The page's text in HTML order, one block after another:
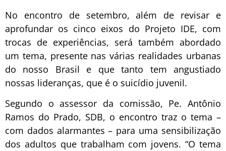
No encontro de setembro, além de revisar e
aprofundar os cinco eixos do Projeto IDE, com
trocas de experiências, será também abordado
um tema, presente nas várias realidades urbanas
do nosso Brasil e que tanto tem angustiado
nossas lideranças, que é o suicídio juvenil.
Segundo o assessor da comissão, Pe. Antônio
Ramos do Prado, SDB, o encontro traz o tema –
com dados alarmantes – para uma sensibilização
dos adultos que trabalham com jovens. “O tema